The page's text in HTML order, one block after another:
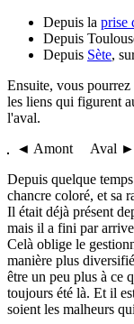
Depuis la prise
Depuis
Depuis Sète,
Ensuite, vous
les liens qui figurent
l'aval.
◄ Amont Aval ►
Depuis quelque
chancre coloré, et sa
Il était déjà présent
mais il a fini par
Celà oblige le
manière plus
être un peu plus à ce
toujours été là. Et il
soient les malheurs